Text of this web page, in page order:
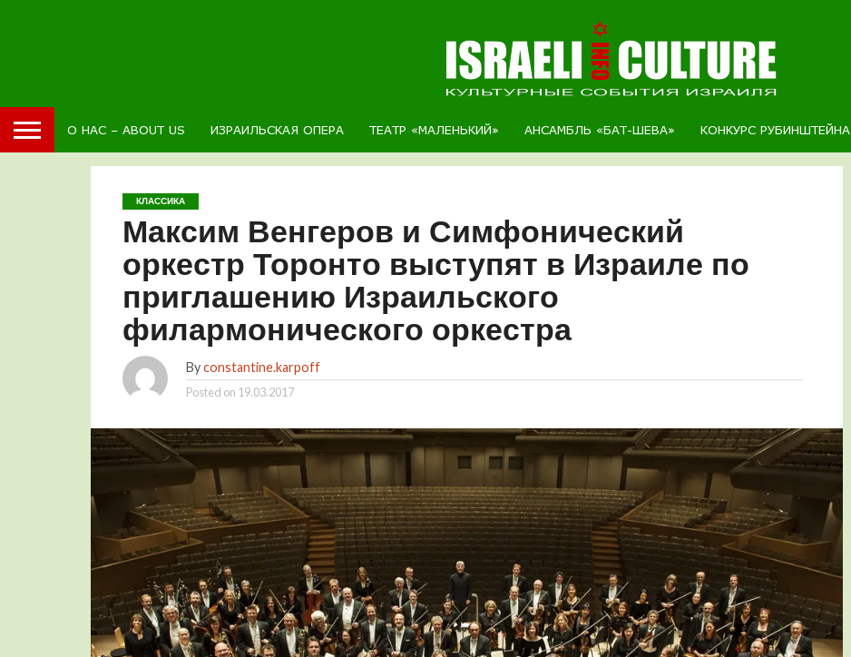
О НАС – ABOUT US ИЗРАИЛЬСКАЯ ОПЕРА ТЕАТР «МАЛЕНЬКИЙ» АНСАМБЛЬ «БАТ-ШЕВА» КОНКУРС РУБИНШТЕЙНА
КЛАССИКА
Максим Венгеров и Симфонический
оркестр Торонто выступят в Израиле по
приглашению Израильского
филармонического оркестра
Byconstantine.karpoff
Posted on 19.03.2017